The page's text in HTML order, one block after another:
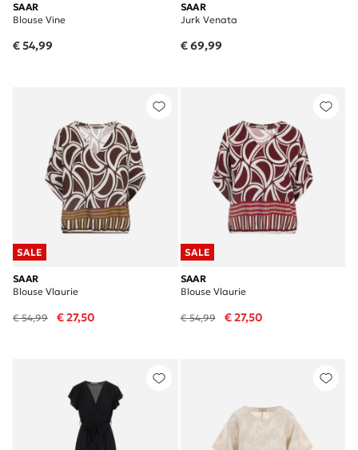
SAAR
Blouse Vine
€ 54,99
SAAR
Jurk Venata
€ 69,99
SALE
SAAR
Blouse Vlaurie
€ 54,99 € 27,50
SALE
SAAR
Blouse Vlaurie
€ 54,99 € 27,50